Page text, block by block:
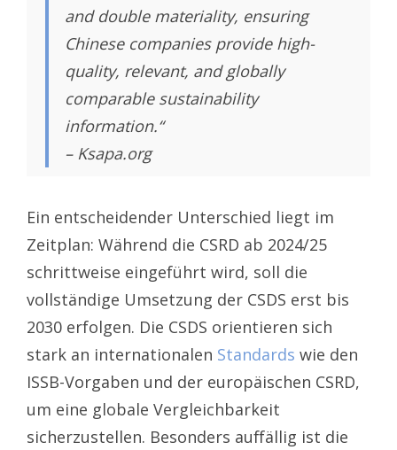
and double materiality, ensuring
Chinese companies provide high-
quality, relevant, and globally
comparable sustainability
information.“
– Ksapa.org
Ein entscheidender Unterschied liegt im
Zeitplan: Während die CSRD ab 2024/25
schrittweise eingeführt wird, soll die
vollständige Umsetzung der CSDS erst bis
2030 erfolgen. Die CSDS orientieren sich
stark an internationalen Standards wie den
ISSB-Vorgaben und der europäischen CSRD,
um eine globale Vergleichbarkeit
sicherzustellen. Besonders auffällig ist die